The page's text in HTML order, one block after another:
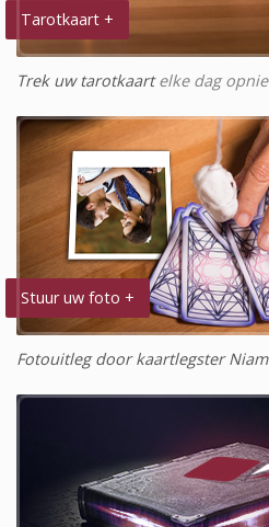
Tarotkaart +
Trek uw tarotkaartelke dag
Stuur uw foto +
Fotouitleg door kaartlegster